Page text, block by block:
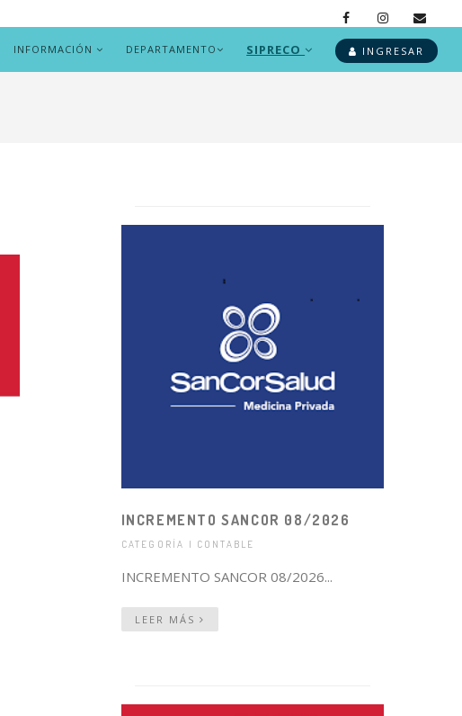
INFORMACIÓN DEPARTAMENTO SIPRECO INGRESAR
INCREMENTO SANCOR 08/2026
CATEGORÍA | CONTABLE
INCREMENTO SANCOR 08/2026...
LEER MÁS